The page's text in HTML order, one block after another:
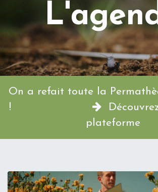
On a refait toute la
!
plateforme